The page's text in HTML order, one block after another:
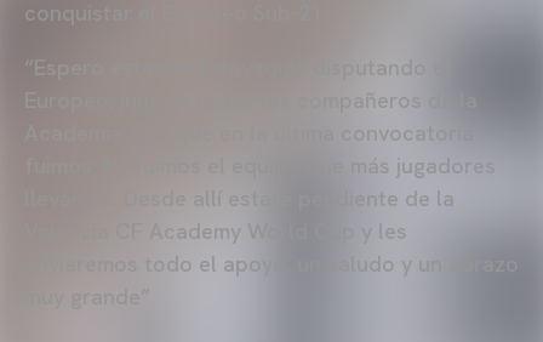
conquistar el Europeo Sub-21.
“Espero estar en Eslovaquia disputando el
Europeo, junto a todos los compañeros de la
Academia VCF que en la última convocatoria
fuimos 4 y fuimos el equipo que más jugadores
llevamos. Desde allí estaré pendiente de la
Valencia CF Academy World Cup y les
enviaremos todo el apoyo, un saludo y un abrazo